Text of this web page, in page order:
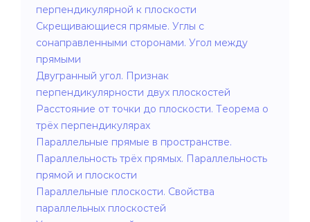
перпендикулярной к плоскости
Скрещивающиеся прямые. Углы с
сонаправленными сторонами. Угол между
прямыми
Двугранный угол. Признак
перпендикулярности двух плоскостей
Расстояние от точки до плоскости. Теорема о
трёх перпендикулярах
Параллельные прямые в пространстве.
Параллельность трёх прямых. Параллельность
прямой и плоскости
Параллельные плоскости. Свойства
параллельных плоскостей